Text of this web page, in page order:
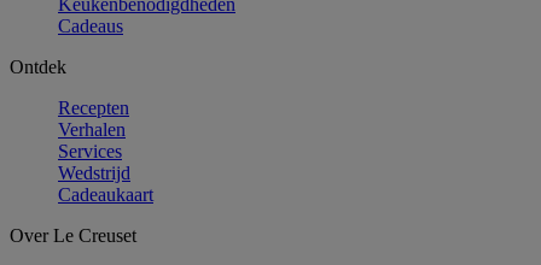
Keukenbenodigdheden
Cadeaus
Ontdek
Recepten
Verhalen
Services
Wedstrijd
Cadeaukaart
Over Le Creuset